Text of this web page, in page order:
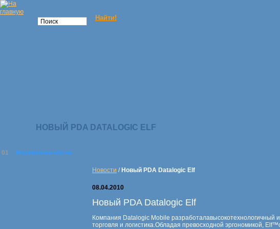
НОВЫЙ PDA DATALOGIC ELF
01 Маркировка обуви
Новости / Новый PDA Datalogic Elf
08.04.2010
Новый PDA Datalogic Elf
Компания Datalogic Mobile разработалавысокотехнологичный
торговля и логистика.Обладая превосходной эргономикой,